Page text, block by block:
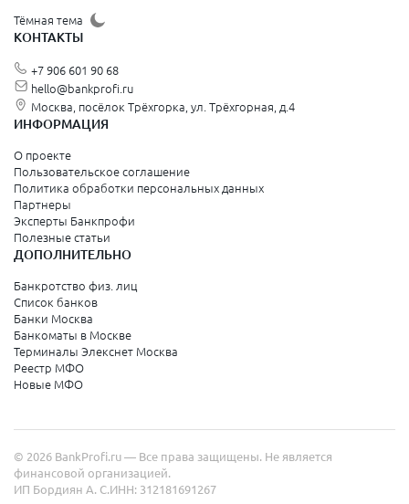
Тёмная тема
КОНТАКТЫ
+7 906 601 90 68
hello@bankprofi.ru
Москва, посёлок Трёхгорка, ул. Трёхгорная, д.4
ИНФОРМАЦИЯ
О проекте
Пользовательское соглашение
Политика обработки персональных данных
Партнеры
Эксперты Банкпрофи
Полезные статьи
ДОПОЛНИТЕЛЬНО
Банкротство физ. лиц
Список банков
Банки Москва
Банкоматы в Москве
Терминалы Элекснет Москва
Реестр МФО
Новые МФО
© 2026 BankProfi.ru — Все права защищены. Не является
финансовой организацией.
ИП Бордиян А. С.ИНН: 312181691267